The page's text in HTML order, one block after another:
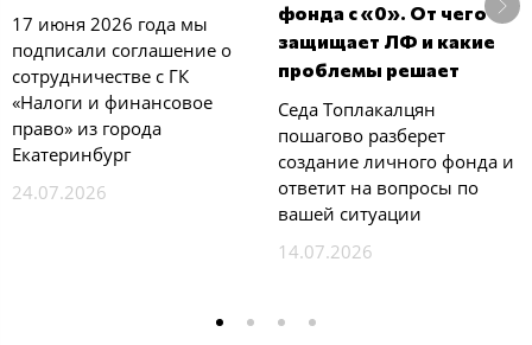
17 июня 2026 года мы
подписали соглашение о
сотрудничестве с ГК
«Налоги и финансовое
право» из города
Екатеринбург
24.07.2026
фонда с «0». От чего
защищает ЛФ и какие
проблемы решает
Седа Топлакалцян
пошагово разберет
создание личного фонда и
ответит на вопросы по
вашей ситуации
14.07.2026